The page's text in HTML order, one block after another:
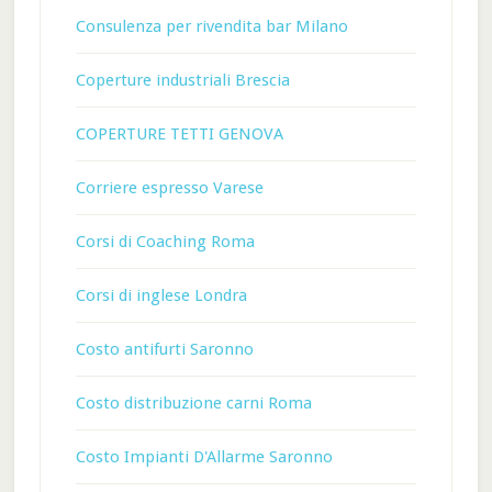
Consulenza per rivendita bar Milano
Coperture industriali Brescia
COPERTURE TETTI GENOVA
Corriere espresso Varese
Corsi di Coaching Roma
Corsi di inglese Londra
Costo antifurti Saronno
Costo distribuzione carni Roma
Costo Impianti D'Allarme Saronno